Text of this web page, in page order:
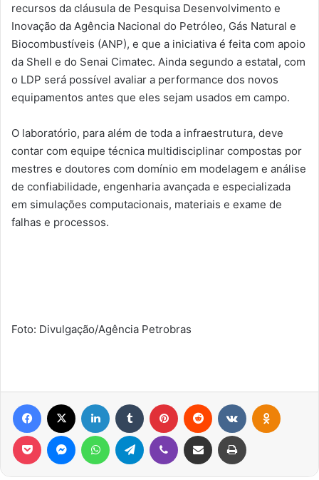
recursos da cláusula de Pesquisa Desenvolvimento e
Inovação da Agência Nacional do Petróleo, Gás Natural e
Biocombustíveis (ANP), e que a iniciativa é feita com apoio
da Shell e do Senai Cimatec. Ainda segundo a estatal, com
o LDP será possível avaliar a performance dos novos
equipamentos antes que eles sejam usados em campo.
O laboratório, para além de toda a infraestrutura, deve
contar com equipe técnica multidisciplinar compostas por
mestres e doutores com domínio em modelagem e análise
de confiabilidade, engenharia avançada e especializada
em simulações computacionais, materiais e exame de
falhas e processos.
Foto: Divulgação/Agência Petrobras
Facebook Linkedin Tumblr Pinterest Reddit
Pocket MessengerWhatsAppTelegram Viber Compartilhar via e-mail Imprimir